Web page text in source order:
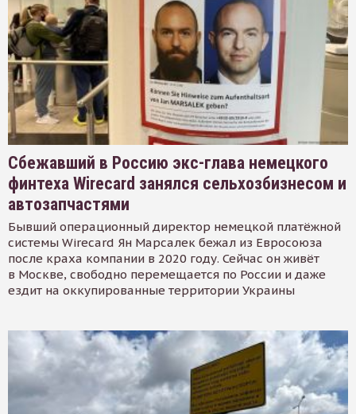
Сбежавший в Россию экс-глава немецкого
финтеха Wirecard занялся сельхозбизнесом и
автозапчастями
Бывший операционный директор немецкой платёжной
системы Wirecard Ян Марсалек бежал из Евросоюза
после краха компании в 2020 году. Сейчас он живёт
в Москве, свободно перемещается по России и даже
ездит на оккупированные территории Украины